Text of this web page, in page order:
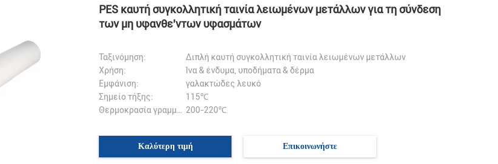
PES καυτή συγκολλητική ταινία λειωμένων μετάλλων για τη σύνδεση
των μη υφανθε'ντων υφασμάτων
Ταξινόμηση:
Διπλή καυτή συγκολλητική ταινία λειωμένων μετάλλων
Χρήση:
Ίνα & ένδυμα, υποδήματα & δέρμα
Εμφάνιση:
γαλακτώδες λευκό
Σημείο τήξης:
115℃
200-220℃
Καλύτερη τιμή Επικοινωνήστε